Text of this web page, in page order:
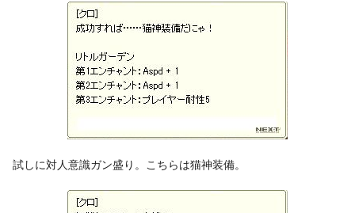
試しに対人意識ガン盛り。こちらは猫神装備。